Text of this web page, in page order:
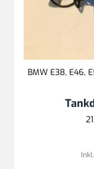
BMW E38, E46,